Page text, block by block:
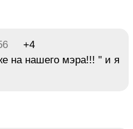
+4
на нашего мэра!!! " и я